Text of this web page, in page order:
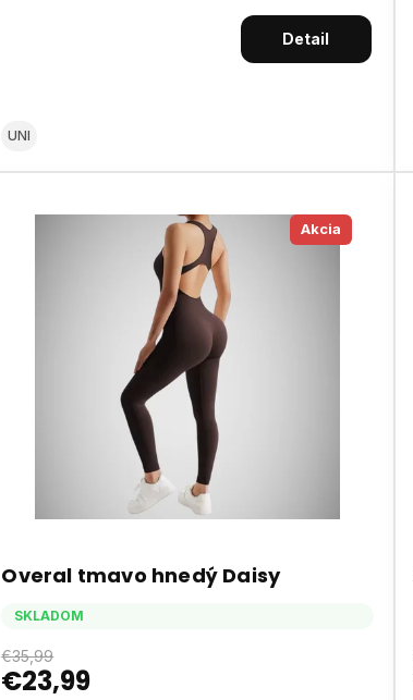
Detail
UNI
Akcia
Overal tmavo hnedý Daisy
SKLADOM
€35,99
€23,99